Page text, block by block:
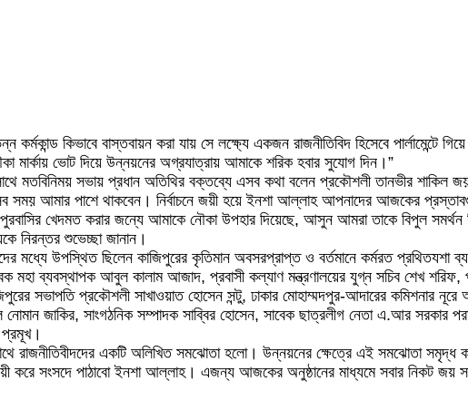
কিভাবে বাস্তবায়ন করা যায় সে লক্ষ্যে একজন রাজনীতিবিদ হিসেবে পার্লামেন্টে
মার্কায় ভোট দিয়ে উন্নয়নের অগ্রযাত্রায় আমাকে শরিক হবার সুযোগ দিন।”
সাথে মতবিনিময় সভায় প্রধান অতিথির বক্তব্যে এসব কথা বলেন প্রকৌশলী তানভীর
সময় আমার পাশে থাকবেন। নির্বাচনে জয়ী হয়ে ইনশা আল্লাহ আপনাদের আজকের
খেদমত করার জন্যে আমাকে নৌকা উপহার দিয়েছে, আসুন আমরা তাকে বিপুল
নিরন্তর শুভেচ্ছা জানান।
মধ্যে উপস্থিত ছিলেন কাজিপুরের কৃতিমান অবসরপ্রাপ্ত ও বর্তমানে কর্মরত প্রথিতযশা
ব্যবস্থাপক আবুল কালাম আজাদ, প্রবাসী কল্যাণ মন্ত্রণালয়ের যুগ্ন সচিব শেখ শরিফ,
সভাপতি প্রকৌশলী সাখাওয়াত হোসেন সন্টু, ঢাকার মোহাম্মদপুর-আদারের কমিশনার নূরে
জাকির, সাংগঠনিক সম্পাদক সাব্বির হোসেন, সাবেক ছাত্রলীগ নেতা এ.আর সরকার
প্রমূখ।
রাজনীতিবীদদের একটি অলিখিত সমঝোতা হলো। উন্নয়নের ক্ষেত্রে এই সমঝোতা সমৃদ্ধ
করে সংসদে পাঠাবো ইনশা আল্লাহ। এজন্য আজকের অনুষ্ঠানের মাধ্যমে সবার নিকট জয়